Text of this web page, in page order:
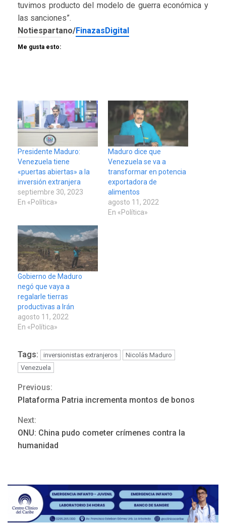
tuvimos producto del modelo de guerra económica y
las sanciones”.
Notiespartano/FinazasDigital
Me gusta esto:
Presidente Maduro:
Venezuela tiene
«puertas abiertas» a la
inversión extranjera
septiembre 30, 2023
En «Política»
Maduro dice que
Venezuela se va a
transformar en potencia
exportadora de
alimentos
agosto 11, 2022
En «Política»
Gobierno de Maduro
negó que vaya a
regalarle tierras
productivas a Irán
agosto 11, 2022
En «Política»
Tags: inversionistas extranjeros
Nicolás Maduro
Venezuela
Continue
Reading
Previous:
Plataforma Patria incrementa montos de bonos
Next:
ONU: China pudo cometer crímenes contra la
humanidad
NACIONALES
TITULARES
POLÍTICA
TITULARES
ÚLTIMA HORA